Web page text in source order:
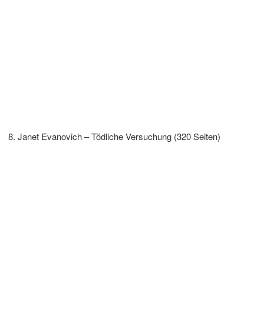
Janet Evanovich – Tödliche Versuchung (320 Seiten)